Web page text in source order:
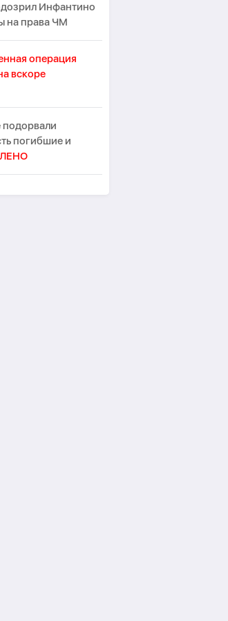
Инфантино
на права ЧМ
операция
вскоре
погибшие и
произошли на